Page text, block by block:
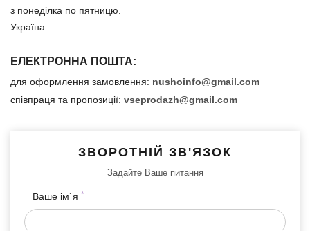
з понеділка по пятницю.
Україна
ЕЛЕКТРОННА ПОШТА:
для оформлення замовлення: nushoinfo@gmail.com
співпраця та пропозиції: vseprodazh@gmail.com
ЗВОРОТНІЙ ЗВ'ЯЗОК
Задайте Ваше питання
Ваше ім`я *